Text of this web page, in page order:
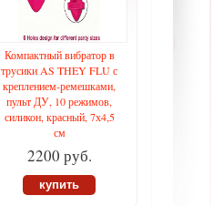
Компактный вибратор в
трусики AS THEY FLU с
креплением-ремешками,
пульт ДУ, 10 режимов,
силикон, красный, 7х4,5
см
2200 руб.
купить